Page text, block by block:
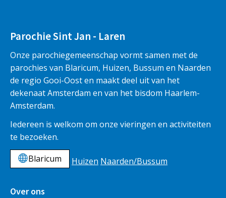
Parochie Sint Jan - Laren
Onze parochiegemeenschap vormt samen met de
parochies van Blaricum, Huizen, Bussum en Naarden
de regio Gooi-Oost en maakt deel uit van het
dekenaat Amsterdam en van het bisdom Haarlem-
Amsterdam.
Iedereen is welkom om onze vieringen en activiteiten
te bezoeken.
Blaricum
Huizen Naarden/Bussum
Over ons